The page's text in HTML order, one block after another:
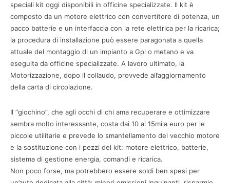
speciali kit oggi disponibili in officine specializzate. Il kit è
composto da un motore elettrico con convertitore di potenza, un
pacco batterie e un interfaccia con la rete elettrica per la ricarica;
la procedura di installazione può essere paragonata a quella
attuale del montaggio di un impianto a Gpl o metano e va
eseguita da officine specializzate. A lavoro ultimato, la
Motorizzazione, dopo il collaudo, provvede all’aggiornamento
della carta di circolazione.
Il “giochino”, che agli occhi di chi ama recuperare e ottimizzare
sembra molto interessante, costa dai 10 ai 15mila euro per le
piccole utilitarie e prevede lo smantellamento del vecchio motore
e la sostituzione con i pezzi del kit: motore elettrico, batterie,
sistema di gestione energia, comandi e ricarica.
Non poco forse, ma potrebbero essere soldi ben spesi per